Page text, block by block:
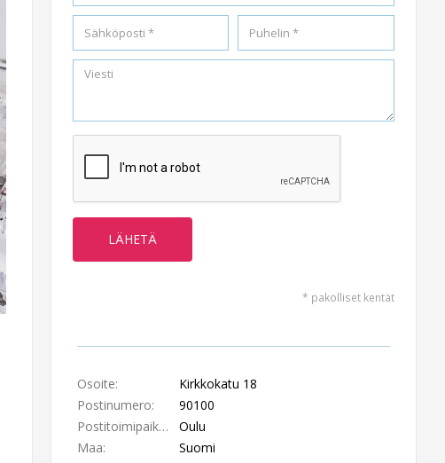
* pakolliset kentät
Osoite:
Kirkkokatu 18
Postinumero:
90100
Postitoimipaikka:
Oulu
Maa:
Suomi